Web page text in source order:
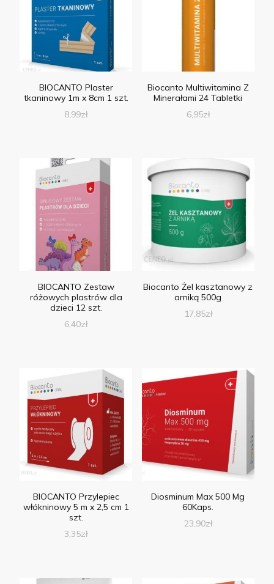
BIOCANTO Plaster
tkaninowy 1m x 8cm 1 szt.
8,99zł
Biocanto Multiwitamina Z
Minerałami 24 Tabletki
6,95zł
BIOCANTO Zestaw
różowych plastrów dla
dzieci 12 szt.
6,40zł
Biocanto Żel kasztanowy z
arniką 500g
17,85zł
BIOCANTO Przylepiec
włókninowy 5 m x 2,5 cm 1
szt.
3,35zł
Diosminum Max 500 Mg
60Kaps.
23,90zł